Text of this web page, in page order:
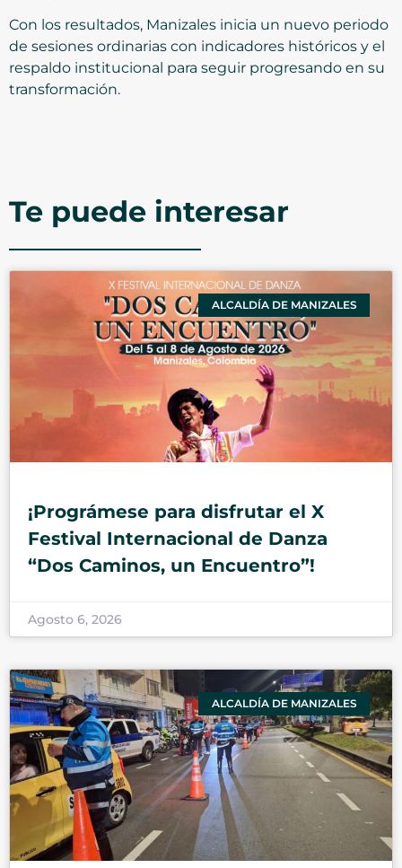
Con los resultados, Manizales inicia un nuevo periodo
de sesiones ordinarias con indicadores históricos y el
respaldo institucional para seguir progresando en su
transformación.
Te puede interesar
ALCALDÍA DE MANIZALES
¡Prográmese para disfrutar el X
Festival Internacional de Danza
“Dos Caminos, un Encuentro”!
Agosto 6, 2026
ALCALDÍA DE MANIZALES